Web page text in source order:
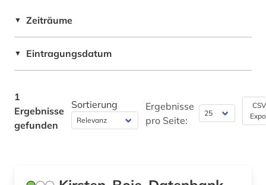
Politologie (0)
Rechtswissenschaft (0)
▼ Zeiträume
▼ Eintragungsdatum
1
Ergebnisse
gefunden
Sortierung
Ergebnisse
pro Seite: